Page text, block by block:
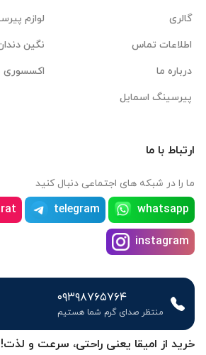
خرید از امیقا یعنی راحتی، سرعت و لذت!
گالری
اطلاعات تماس
درباره ما
پیرسینگ اسمایل
لوازم
نگین
اکسسوری
ارتباط با ما
ما را در شبکه های اجتماعی دنبال کنید
whatsapp
telegram
instagram
۰۹۳۹۸۷۶۵۷۶۴
منتظر صدای گرم شما هستیم